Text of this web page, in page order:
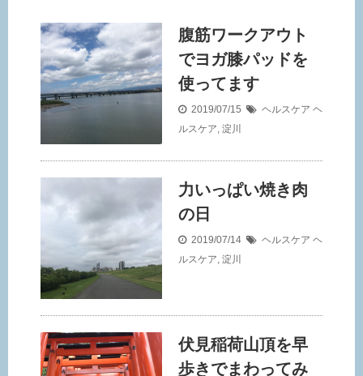
腹筋ワークアウト
でヨガ膝パッドを
使ってます
2019/07/15 ヘルスケア ヘ
ルスケア, 淀川
力いっぱい焼き肉
の日
2019/07/14 ヘルスケア ヘ
ルスケア, 淀川
伏見稲荷山頂を早
歩きでまわってみ